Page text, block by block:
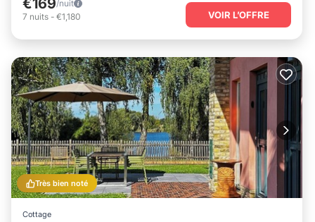
/nuit
7 nuits - €1,180 VOIR L’OFFRE
Très bien noté
Cottage